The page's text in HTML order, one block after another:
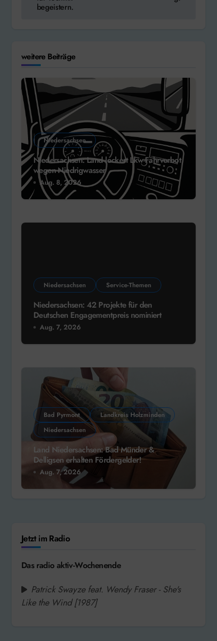
begeistern.
weitere Beiträge
Niedersachsen
Niedersachsen: Land lockert Lkw-Fahrverbot
wegen Niedrigwasser
Aug. 8, 2026
Niedersachsen Service-Themen
Niedersachsen: 42 Projekte für den
Deutschen Engagementpreis nominiert
Aug. 7, 2026
Bad Pyrmont
Landkreis Holzminden
Niedersachsen
Land Niedersachsen: Bad Münder &
Delligsen erhalten Fördergelder!
Aug. 7, 2026
Jetzt im Radio
Das radio aktiv-Wochenende
Patrick Swayze feat. Wendy Fraser - She's
Like the Wind [1987]